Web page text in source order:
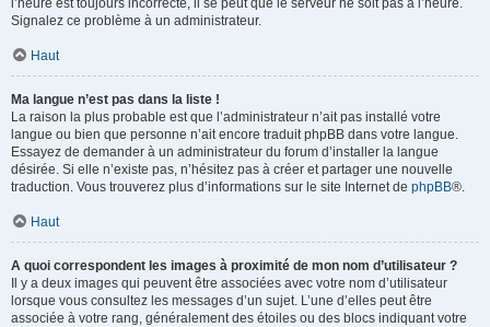
l’heure est toujours incorrecte, il se peut que le serveur ne soit pas à l’heure.
Signalez ce problème à un administrateur.
Haut
Ma langue n’est pas dans la liste !
La raison la plus probable est que l’administrateur n’ait pas installé votre
langue ou bien que personne n’ait encore traduit phpBB dans votre langue.
Essayez de demander à un administrateur du forum d’installer la langue
désirée. Si elle n’existe pas, n’hésitez pas à créer et partager une nouvelle
traduction. Vous trouverez plus d’informations sur le site Internet de phpBB®.
Haut
A quoi correspondent les images à proximité de mon nom d’utilisateur ?
Il y a deux images qui peuvent être associées avec votre nom d’utilisateur
lorsque vous consultez les messages d’un sujet. L’une d’elles peut être
associée à votre rang, généralement des étoiles ou des blocs indiquant votre